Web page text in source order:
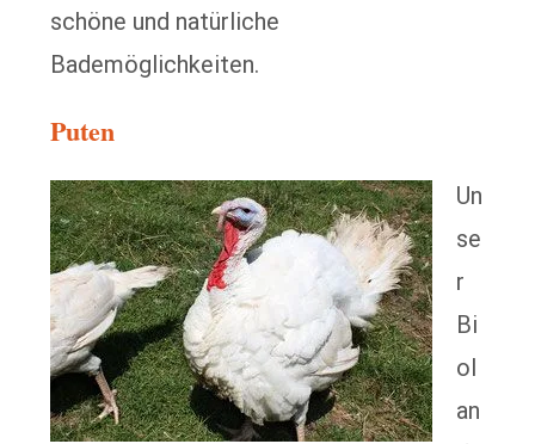
schöne und natürliche
Bademöglichkeiten.
Puten
Un
se
r
Bi
ol
an